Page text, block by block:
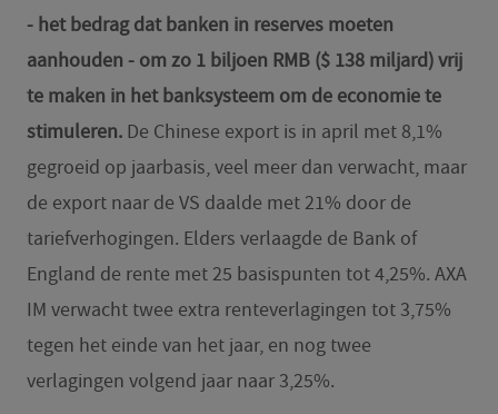
- het bedrag dat banken in reserves moeten
aanhouden - om zo 1 biljoen RMB ($ 138 miljard) vrij
te maken in het banksysteem om de economie te
stimuleren. De Chinese export is in april met 8,1%
gegroeid op jaarbasis, veel meer dan verwacht, maar
de export naar de VS daalde met 21% door de
tariefverhogingen. Elders verlaagde de Bank of
England de rente met 25 basispunten tot 4,25%. AXA
IM verwacht twee extra renteverlagingen tot 3,75%
tegen het einde van het jaar, en nog twee
verlagingen volgend jaar naar 3,25%.